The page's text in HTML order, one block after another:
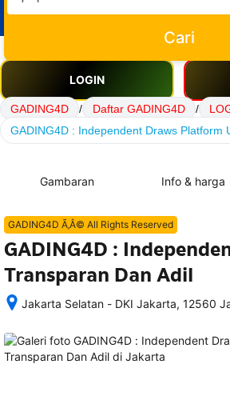
Cari
LOGIN
GADING4D / Daftar GADING4D /
GADING4D : Independent Draws Platform
Gambaran Info & harga
GADING4D Ã‚Â© All Rights Reserved
GADING4D :
Transparan Dan Adil
Jakarta Selatan - DKI Jakarta, 12560
memesan,
rincian